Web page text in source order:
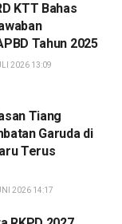
KTT Bahas
Tahun 2025
2026 13:09
Tiang
Garuda di
Terus
2026 14:17